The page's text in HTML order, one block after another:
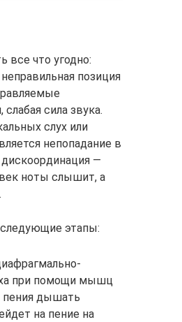
все что угодно:
позиция
сила звука.
слух или
непопадание в
—
ноты слышит, а
этапы:
при помощи мышц
пения дышать
на пение на